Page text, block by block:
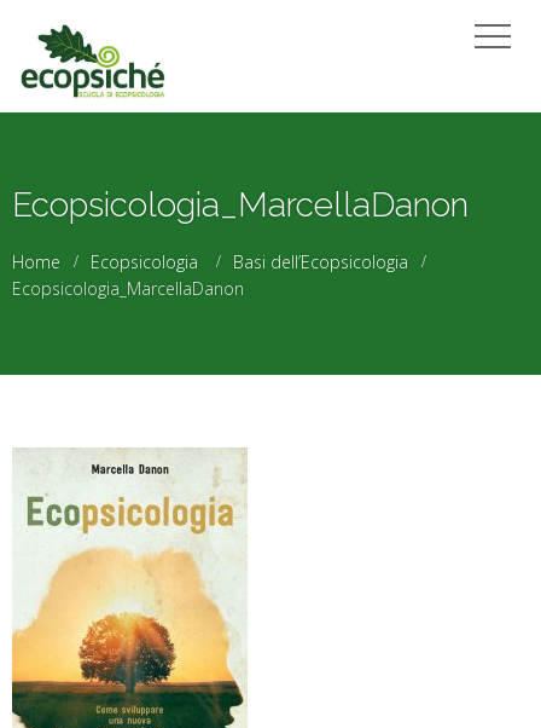
Ecopsicologia_MarcellaDanon
Home Ecopsicologia
Basi dell’Ecopsicologia
Ecopsicologia_MarcellaDanon